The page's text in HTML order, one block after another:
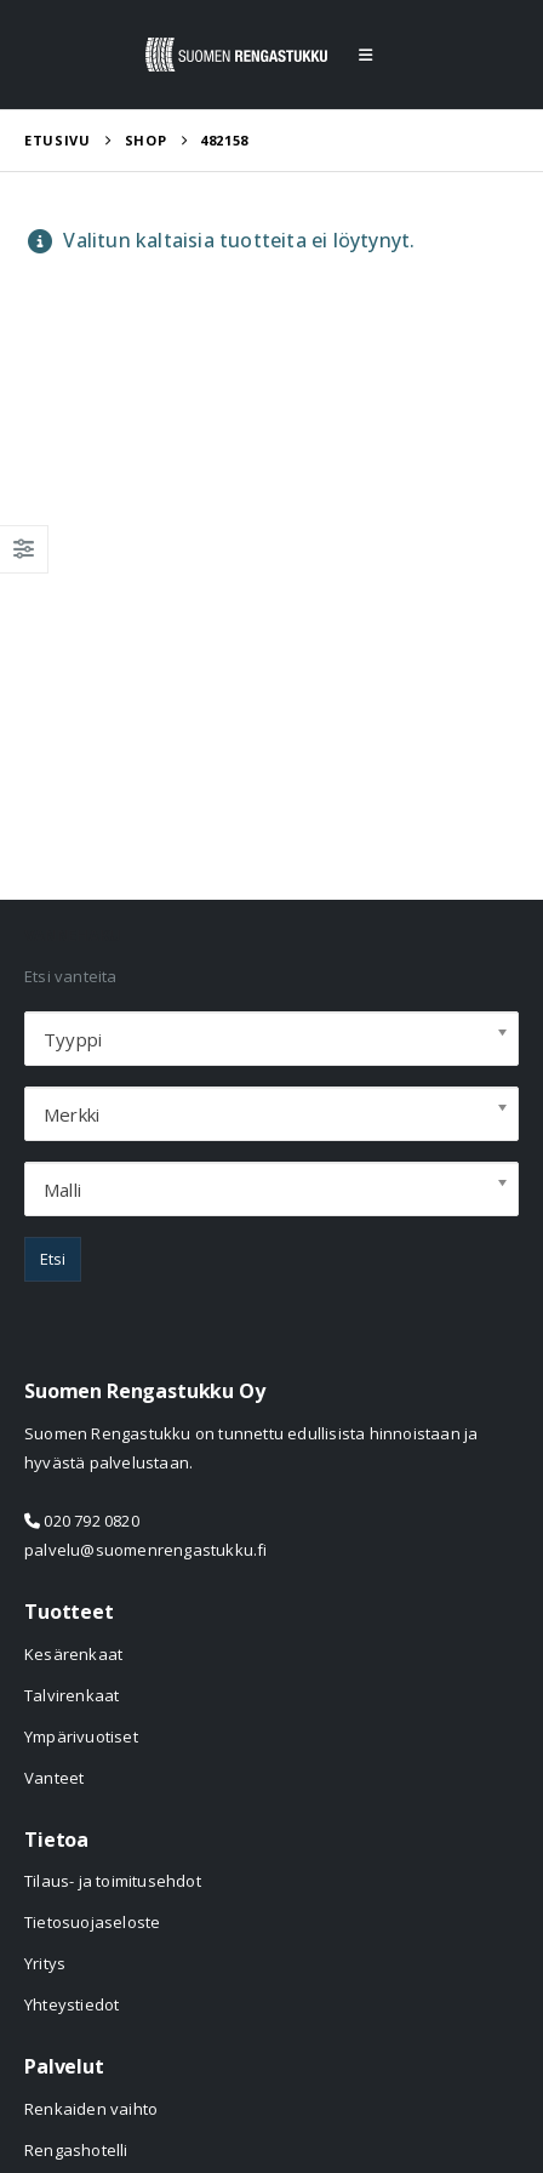
ETUSIVU SHOP 482158
Valitun kaltaisia tuotteita ei löytynyt.
Etsi vanteita
Tyyppi
Merkki
Malli
Etsi
Suomen Rengastukku Oy
Suomen Rengastukku on tunnettu edullisista hinnoistaan ja
hyvästä palvelustaan.
020 792 0820
palvelu@suomenrengastukku.fi
Tuotteet
Kesärenkaat
Talvirenkaat
Ympärivuotiset
Vanteet
Tietoa
Tilaus- ja toimitusehdot
Tietosuojaseloste
Yritys
Yhteystiedot
Palvelut
Renkaiden vaihto
Rengashotelli